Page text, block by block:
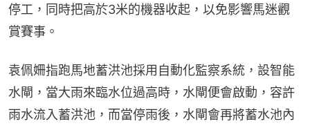
停工，同時把高於3米的機器收起，以免影響馬迷觀
賞賽事。
袁佩姍指跑馬地蓄洪池採用自動化監察系統，設智能
水閘，當大雨來臨水位過高時，水閘便會啟動，容許
雨水流入蓄洪池，而當停雨後，水閘會再將蓄水池內